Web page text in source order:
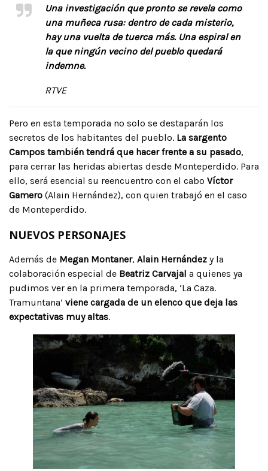
Una investigación que pronto se revela como
una muñeca rusa: dentro de cada misterio,
hay una vuelta de tuerca más. Una espiral en
la que ningún vecino del pueblo quedará
indemne.
RTVE
Pero en esta temporada no solo se destaparán los
secretos de los habitantes del pueblo. La sargento
Campos también tendrá que hacer frente a su pasado,
para cerrar las heridas abiertas desde Monteperdido. Para
ello, será esencial su reencuentro con el cabo Víctor
Gamero (Alain Hernández), con quien trabajó en el caso
de Monteperdido.
NUEVOS PERSONAJES
Además de Megan Montaner, Alain Hernández y la
colaboración especial de Beatriz Carvajal a quienes ya
pudimos ver en la primera temporada, ‘La Caza.
Tramuntana’ viene cargada de un elenco que deja las
expectativas muy altas.